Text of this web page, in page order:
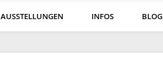
AUSSTELLUNGEN INFOS BLOG